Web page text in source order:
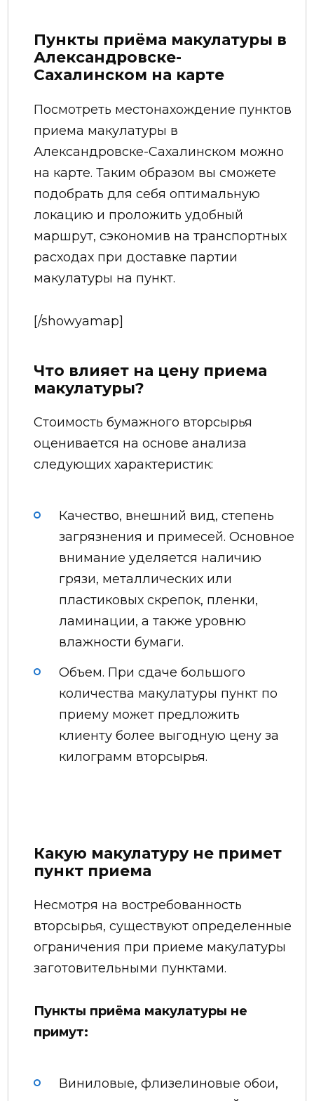
Пункты приёма макулатуры в
Александровске-
Сахалинском на карте
Посмотреть местонахождение пунктов
приема макулатуры в
Александровске-Сахалинском можно
на карте. Таким образом вы сможете
подобрать для себя оптимальную
локацию и проложить удобный
маршрут, сэкономив на транспортных
расходах при доставке партии
макулатуры на пункт.
[/showyamap]
Что влияет на цену приема
макулатуры?
Стоимость бумажного вторсырья
оценивается на основе анализа
следующих характеристик:
Качество, внешний вид, степень
загрязнения и примесей. Основное
внимание уделяется наличию
грязи, металлических или
пластиковых скрепок, пленки,
ламинации, а также уровню
влажности бумаги.
Объем. При сдаче большого
количества макулатуры пункт по
приему может предложить
клиенту более выгодную цену за
килограмм вторсырья.
Какую макулатуру не примет
пункт приема
Несмотря на востребованность
вторсырья, существуют определенные
ограничения при приеме макулатуры
заготовительными пунктами.
Пункты приёма макулатуры не
примут:
Виниловые, флизелиновые обои,